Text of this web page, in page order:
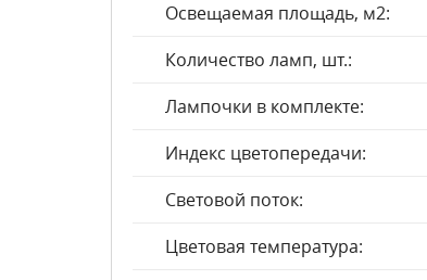
Освещаемая площадь, м2:
Количество ламп, шт.:
Лампочки в комплекте:
Индекс цветопередачи:
Световой поток:
Цветовая температура: